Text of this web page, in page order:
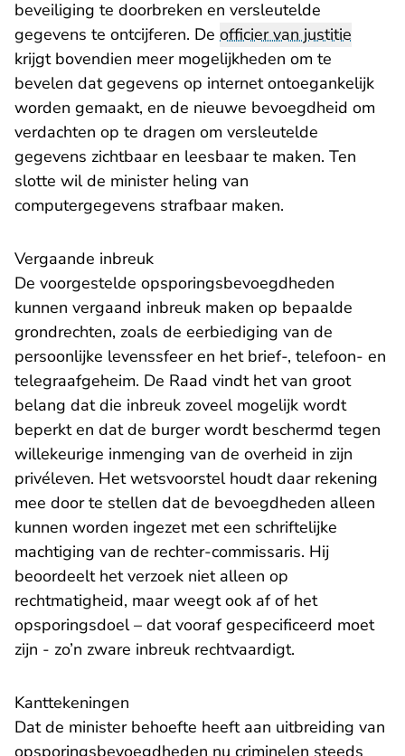
beveiliging te doorbreken en versleutelde
gegevens te ontcijferen. De officier van justitie
krijgt bovendien meer mogelijkheden om te
bevelen dat gegevens op internet ontoegankelijk
worden gemaakt, en de nieuwe bevoegdheid om
verdachten op te dragen om versleutelde
gegevens zichtbaar en leesbaar te maken. Ten
slotte wil de minister heling van
computergegevens strafbaar maken.
Vergaande inbreuk
De voorgestelde opsporingsbevoegdheden
kunnen vergaand inbreuk maken op bepaalde
grondrechten, zoals de eerbiediging van de
persoonlijke levenssfeer en het brief-, telefoon- en
telegraafgeheim. De Raad vindt het van groot
belang dat die inbreuk zoveel mogelijk wordt
beperkt en dat de burger wordt beschermd tegen
willekeurige inmenging van de overheid in zijn
privéleven. Het wetsvoorstel houdt daar rekening
mee door te stellen dat de bevoegdheden alleen
kunnen worden ingezet met een schriftelijke
machtiging van de rechter-commissaris. Hij
beoordeelt het verzoek niet alleen op
rechtmatigheid, maar weegt ook af of het
opsporingsdoel – dat vooraf gespecificeerd moet
zijn - zo’n zware inbreuk rechtvaardigt.
Kanttekeningen
Dat de minister behoefte heeft aan uitbreiding van
opsporingsbevoegdheden nu criminelen steeds